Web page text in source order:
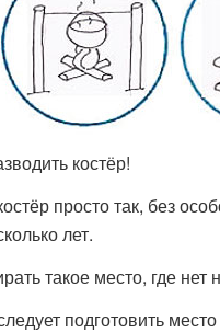
костёр!
просто так, без
лет.
такое место, где нет
подготовить